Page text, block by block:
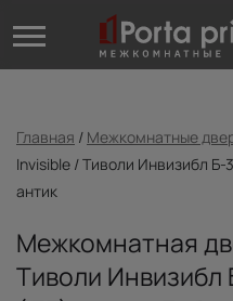
Главная / Межкомнатные
Invisible / Тиволи Инвизибл
антик
Межкомнатная
Тиволи Инвизибл